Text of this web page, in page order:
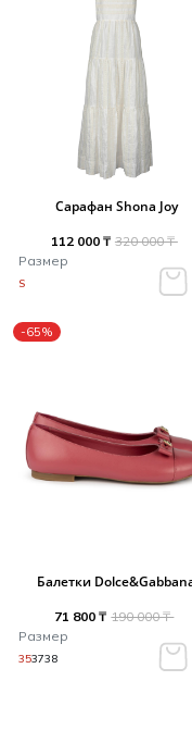
Сарафан Shona Joy
112 000 ₸ 320 000 ₸
Размер
S
-65%
Балетки
71 800 ₸ 190 000 ₸
Размер
353738